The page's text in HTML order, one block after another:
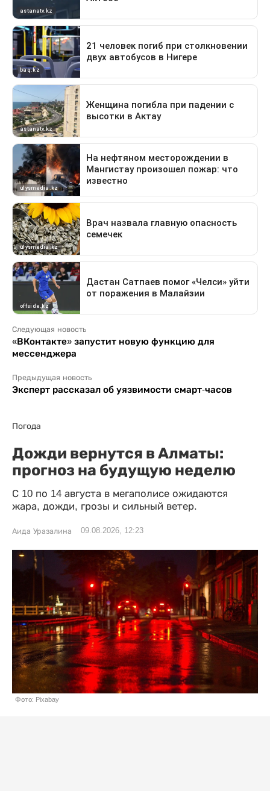
Следующая новость
«ВКонтакте» запустит новую функцию для
мессенджера
Предыдущая новость
Эксперт рассказал об уязвимости смарт-часов
Погода
Дожди вернутся в Алматы:
прогноз на будущую неделю
С 10 по 14 августа в мегаполисе ожидаются
жара, дожди, грозы и сильный ветер.
Аида Уразалина 09.08.2026, 12:23
Фото: Pixabay